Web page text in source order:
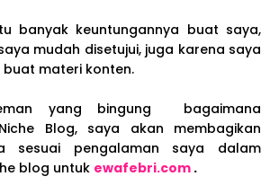
banyak keuntungannya buat saya,
mudah disetujui, juga karena saya
buat materi konten.
yang bingung bagaimana
Blog, saya akan membagikan
sesuai pengalaman saya dalam
blog untuk ewafebri.com .